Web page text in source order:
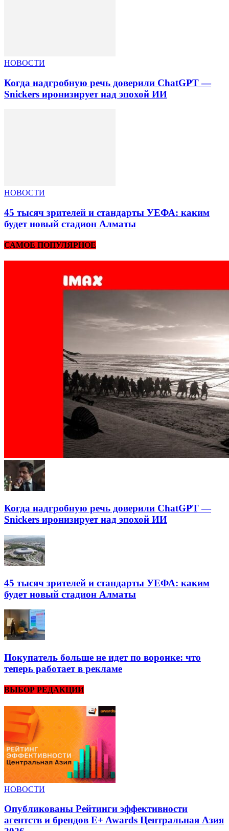
НОВОСТИ
Когда надгробную речь доверили ChatGPT —
Snickers иронизирует над эпохой ИИ
НОВОСТИ
45 тысяч зрителей и стандарты УЕФА: каким
будет новый стадион Алматы
САМОЕ ПОПУЛЯРНОЕ
Когда надгробную речь доверили ChatGPT —
Snickers иронизирует над эпохой ИИ
45 тысяч зрителей и стандарты УЕФА: каким
будет новый стадион Алматы
Покупатель больше не идет по воронке: что
теперь работает в рекламе
ВЫБОР РЕДАКЦИИ
НОВОСТИ
Опубликованы Рейтинги эффективности
агентств и брендов E+ Awards Центральная Азия